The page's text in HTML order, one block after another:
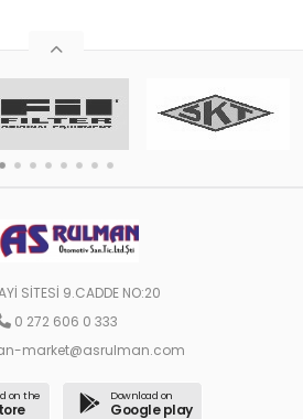
SİTESİ 9.CADDE NO:20
0 272 606 0 333
market@asrulman.com
on the Download on
Google play